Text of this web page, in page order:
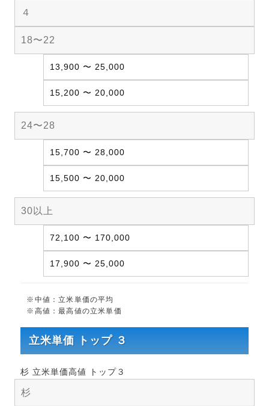
４
18〜22
13,900 〜 25,000
15,200 〜 20,000
24〜28
15,700 〜 28,000
15,500 〜 20,000
30以上
72,100 〜 170,000
17,900 〜 25,000
※中値：立米単価の平均
※高値：最高値の立米単価
立米単価 トップ ３
杉 立米単価高値 トップ３
杉